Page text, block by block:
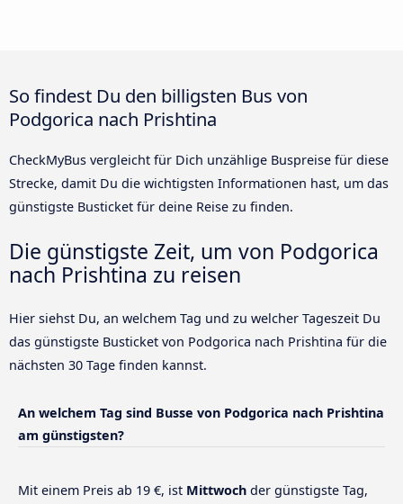
So findest Du den billigsten Bus von
Podgorica nach Prishtina
CheckMyBus vergleicht für Dich unzählige Buspreise für diese
Strecke, damit Du die wichtigsten Informationen hast, um das
günstigste Busticket für deine Reise zu finden.
Die günstigste Zeit, um von Podgorica
nach Prishtina zu reisen
Hier siehst Du, an welchem Tag und zu welcher Tageszeit Du
das günstigste Busticket von Podgorica nach Prishtina für die
nächsten 30 Tage finden kannst.
An welchem Tag sind Busse von Podgorica nach Prishtina
am günstigsten?
Mit einem Preis ab 19 €, ist Mittwoch der günstigste Tag,